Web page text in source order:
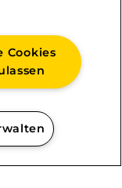
Cookies